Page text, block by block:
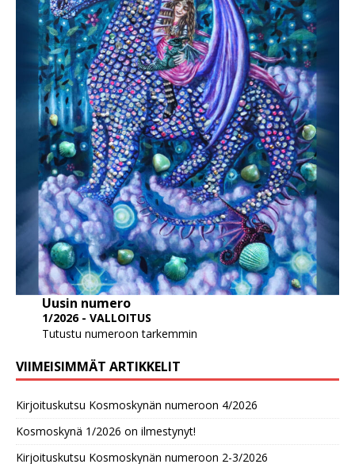
Uusin numero
1/2026 - VALLOITUS
Tutustu numeroon tarkemmin
VIIMEISIMMÄT ARTIKKELIT
Kirjoituskutsu Kosmoskynän numeroon 4/2026
Kosmoskynä 1/2026 on ilmestynyt!
Kirjoituskutsu Kosmoskynän numeroon 2-3/2026